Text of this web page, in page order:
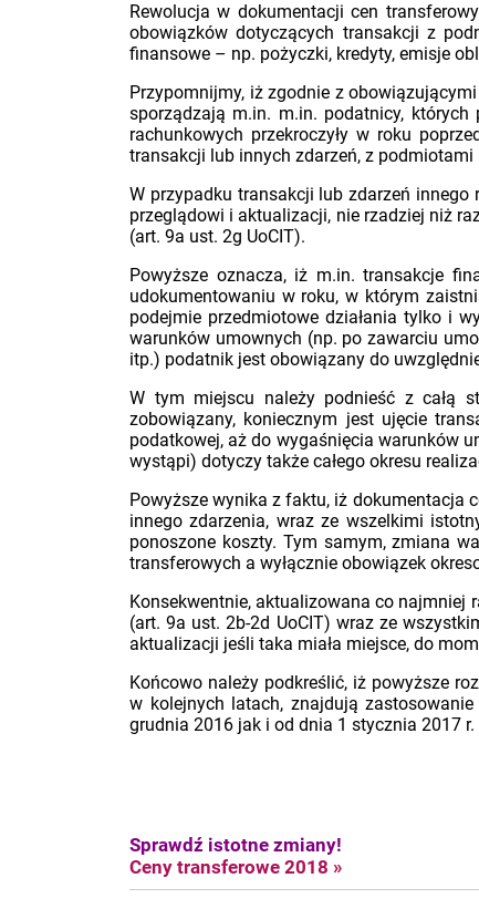
Rewolucja w dokumentacji cen
obowiązków dotyczących transakcji z
finansowe – np. pożyczki, kredyty, emisje
Przypomnijmy, iż zgodnie z
sporządzają m.in. m.in. podatnicy,
rachunkowych przekroczyły w roku
transakcji lub innych zdarzeń, z
W przypadku transakcji lub zdarzeń
przeglądowi i aktualizacji, nie rzadziej niż
(art. 9a ust. 2g UoCIT).
Powyższe oznacza, iż m.in. transakcje
udokumentowaniu w roku, w którym
podejmie przedmiotowe działania tylko i
warunków umownych (np. po zawarciu
itp.) podatnik jest obowiązany do
W tym miejscu należy podnieść z całą
zobowiązany, koniecznym jest ujęcie
podatkowej, aż do wygaśnięcia warunków
wystąpi) dotyczy także całego okresu
Powyższe wynika z faktu, iż dokumentacja
innego zdarzenia, wraz ze wszelkimi
ponoszone koszty. Tym samym, zmiana
transferowych a wyłącznie obowiązek
Konsekwentnie, aktualizowana co
(art. 9a ust. 2b-2d UoCIT) wraz ze
aktualizacji jeśli taka miała miejsce, do
Końcowo należy podkreślić, iż powyższe
w kolejnych latach, znajdują
grudnia 2016 jak i od dnia 1 stycznia 2017 r.
Sprawdź istotne zmiany!
Ceny transferowe 2018 »